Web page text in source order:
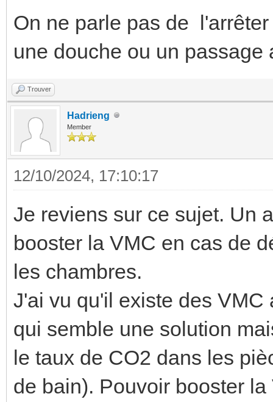
On ne parle pas de
une douche ou un passage
Trouver
Hadrieng
Member
12/10/2024, 17:10:17
Je reviens sur ce sujet. Un
booster la VMC en cas de
les chambres.
J'ai vu qu'il existe des
qui semble une solution
le taux de CO2 dans les
de bain). Pouvoir booster